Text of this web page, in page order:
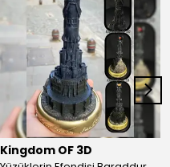
Kingdom OF 3D